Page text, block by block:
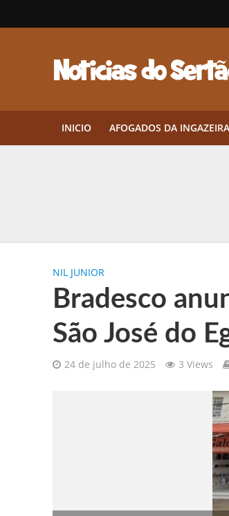
INICIO AFOGADOS DA INGAZEIRA
Twin lança
Gilberto
Confira as
Santa Cruz
PRF
NIL JUNIOR
Bradesco
São José do
24 de julho de 2025 3 Views